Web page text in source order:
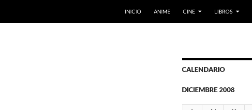
INICIO ANIME CINE LIBROS
CALENDARIO
DICIEMBRE 2008